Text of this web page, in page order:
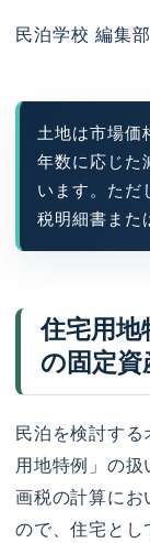
民泊学校 編集部
土地は市場価
年数に応じた
います。ただ
税明細書また
住宅用地
の固定
民泊を検討す
用地特例」の
画税の計算にお
ので、住宅とし